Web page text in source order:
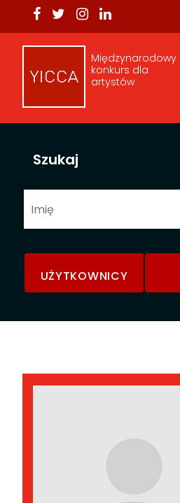
Międzynarodowy
konkurs dla
artystów
Szukaj
UŻYTKOWNICY